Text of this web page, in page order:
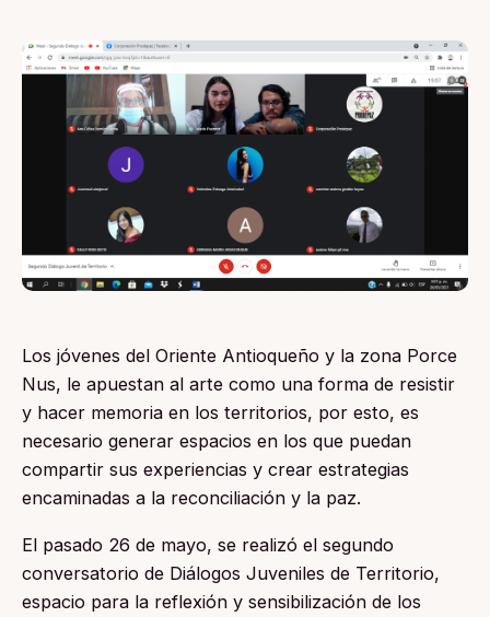
Los jóvenes del Oriente Antioqueño y la zona Porce
Nus, le apuestan al arte como una forma de resistir
y hacer memoria en los territorios, por esto, es
necesario generar espacios en los que puedan
compartir sus experiencias y crear estrategias
encaminadas a la reconciliación y la paz.
El pasado 26 de mayo, se realizó el segundo
conversatorio de Diálogos Juveniles de Territorio,
espacio para la reflexión y sensibilización de los